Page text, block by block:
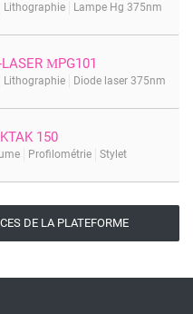
Lithographie Lampe Hg 375nm
ΜPG101
Lithographie Diode laser 375nm
150
Profilométrie Stylet
DE LA PLATEFORME